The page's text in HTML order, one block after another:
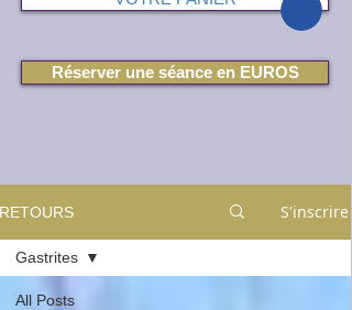
Réserver une séance en EUROS
RETOURS S'inscrire
All Posts
Gastrites